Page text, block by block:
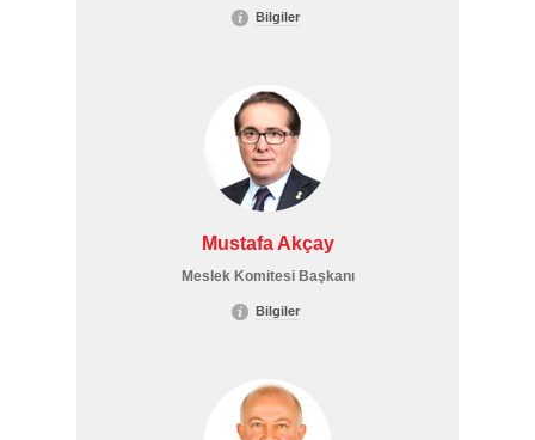
Bilgiler
Mustafa Akçay
Meslek Komitesi Başkanı
Bilgiler